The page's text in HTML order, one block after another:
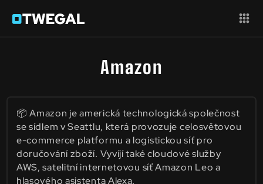
Amazon
📦 Amazon je americká technologická společnost
se sídlem v Seattlu, která provozuje celosvětovou
e-commerce platformu a logistickou síť pro
doručování zboží. Vyvíjí také cloudové služby
AWS, satelitní internetovou síť Amazon Leo a
hlasového asistenta Alexa.